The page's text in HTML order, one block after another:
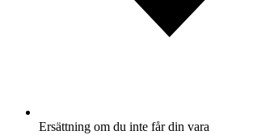
Ersättning om du inte får din vara